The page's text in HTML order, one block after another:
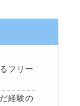
フリー
経験の